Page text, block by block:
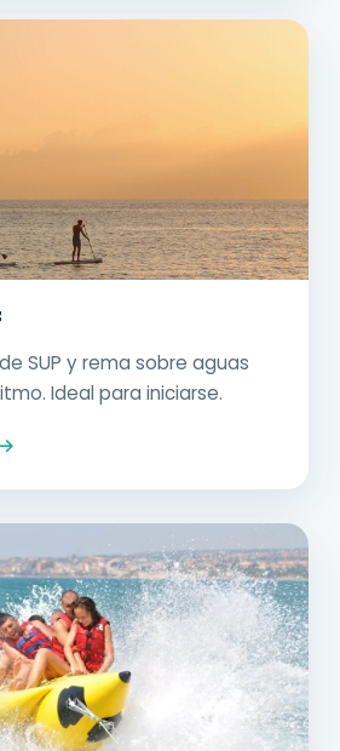
SUP y rema sobre aguas
Ideal para iniciarse.